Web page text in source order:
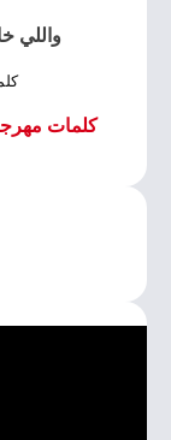
واللي
كلمات